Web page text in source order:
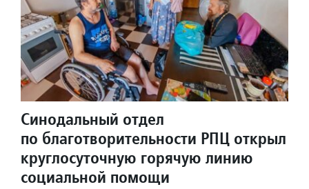
Синодальный отдел
по благотворительности РПЦ открыл
круглосуточную горячую линию
социальной помощи